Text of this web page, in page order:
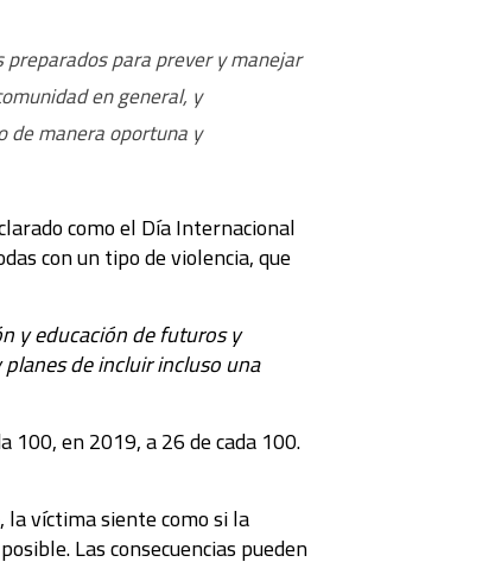
para prever y manejar
en general, y
de manera oportuna y
como el Día Internacional
con un tipo de violencia, que
y educación de futuros y
de incluir incluso una
100, en 2019, a 26 de cada 100.
la víctima siente como si la
Las consecuencias pueden